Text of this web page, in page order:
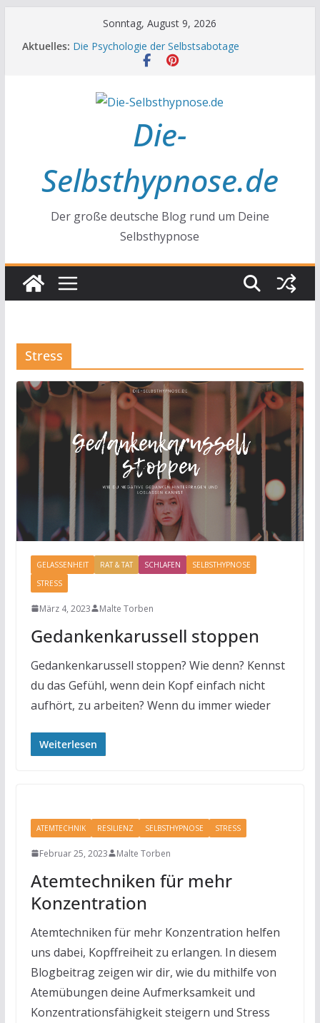
Sonntag, August 9, 2026
Aktuelles: Die Psychologie der Selbstsabotage
Die Wissenschaft hinter Neugier und Kreativität
Glück
Die Wissenschaft der Gewohnheiten
Die-
Selbsthypnose.de
Der große deutsche Blog rund um Deine
Selbsthypnose
Stress
GELASSENHEIT RAT & TAT SCHLAFEN
SELBSTHYPNOSE
STRESS
März 4, 2023 Malte Torben
Gedankenkarussell stoppen
Gedankenkarussell stoppen? Wie denn? Kennst
du das Gefühl, wenn dein Kopf einfach nicht
aufhört, zu arbeiten? Wenn du immer wieder
Weiterlesen
ATEMTECHNIK RESILIENZ SELBSTHYPNOSE STRESS
Februar 25, 2023 Malte Torben
Atemtechniken für mehr
Konzentration
Atemtechniken für mehr Konzentration helfen
uns dabei, Kopffreiheit zu erlangen. In diesem
Blogbeitrag zeigen wir dir, wie du mithilfe von
Atemübungen deine Aufmerksamkeit und
Konzentrationsfähigkeit steigern und Stress